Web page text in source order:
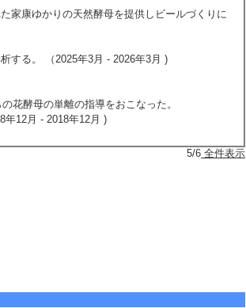
家康ゆかりの天然酵母を提供しビールづくりに
する。 （2025年3月 - 2026年3月 )
花酵母の単離の指導をおこなった。
年12月 - 2018年12月 )
5/6 全件表示